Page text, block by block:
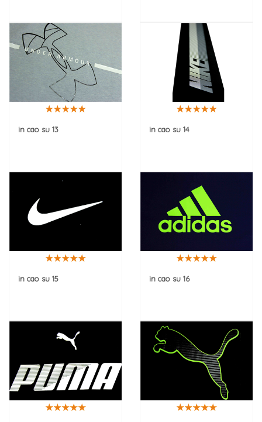
in cao su 13 in cao su 14
in cao su 15 in cao su 16